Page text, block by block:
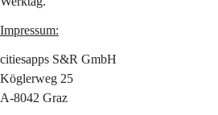
Impressum:
citiesapps S&R GmbH
Köglerweg 25
A-8042 Graz